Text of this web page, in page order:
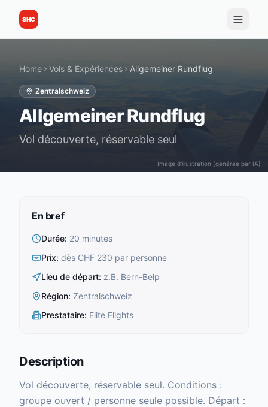
SHC
Image d'illustration (générée par IA)
Home Vols & Expériences Allgemeiner Rundflug
Zentralschweiz
Allgemeiner Rundflug
Vol découverte, réservable seul
En bref
Durée: 20 minutes
Prix: dès CHF 230 par personne
Lieu de départ: z.B. Bern-Belp
Région: Zentralschweiz
Prestataire: Elite Flights
Description
Vol découverte, réservable seul. Conditions :
groupe ouvert / personne seule possible. Départ :